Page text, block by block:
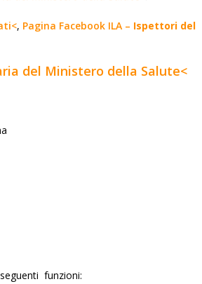
, Pagina Facebook ILA – Ispettori del
del Ministero della Salute<
funzioni: